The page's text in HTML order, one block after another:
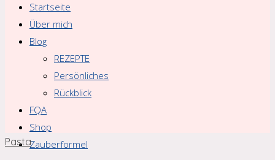
Startseite
Über mich
Blog
REZEPTE
Persönliches
Rückblick
FQA
Shop
Zauberformel
Pasta